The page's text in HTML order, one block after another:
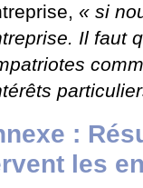
« si
Il faut
:
les